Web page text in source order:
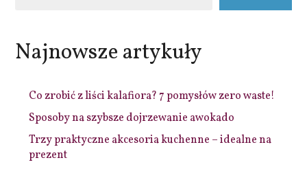
Najnowsze artykuły
Co zrobić z liści kalafiora? 7 pomysłów zero waste!
Sposoby na szybsze dojrzewanie awokado
Trzy praktyczne akcesoria kuchenne – idealne na
prezent